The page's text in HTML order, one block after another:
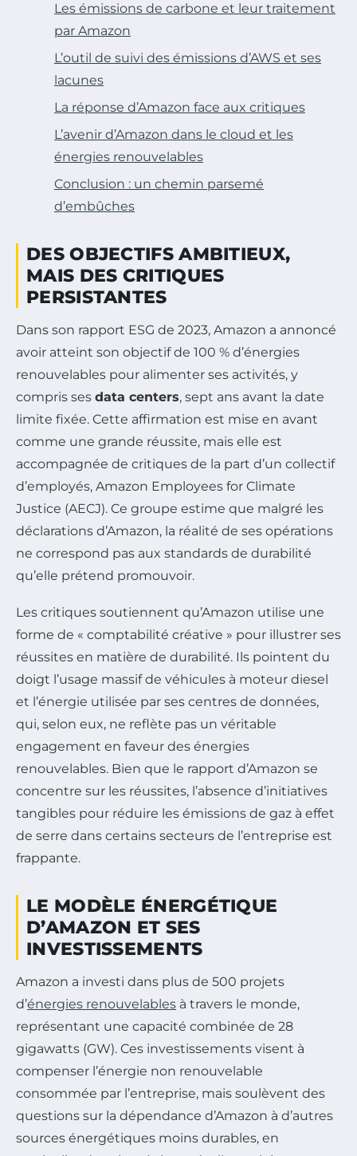
Les émissions de carbone et leur traitement
par Amazon
L’outil de suivi des émissions d’AWS et ses
lacunes
La réponse d’Amazon face aux critiques
L’avenir d’Amazon dans le cloud et les
énergies renouvelables
Conclusion : un chemin parsemé
d’embûches
DES OBJECTIFS AMBITIEUX,
MAIS DES CRITIQUES
PERSISTANTES
Dans son rapport ESG de 2023, Amazon a annoncé
avoir atteint son objectif de 100 % d’énergies
renouvelables pour alimenter ses activités, y
compris ses data centers, sept ans avant la date
limite fixée. Cette affirmation est mise en avant
comme une grande réussite, mais elle est
accompagnée de critiques de la part d’un collectif
d’employés, Amazon Employees for Climate
Justice (AECJ). Ce groupe estime que malgré les
déclarations d’Amazon, la réalité de ses opérations
ne correspond pas aux standards de durabilité
qu’elle prétend promouvoir.
Les critiques soutiennent qu’Amazon utilise une
forme de « comptabilité créative » pour illustrer ses
réussites en matière de durabilité. Ils pointent du
doigt l’usage massif de véhicules à moteur diesel
et l’énergie utilisée par ses centres de données,
qui, selon eux, ne reflète pas un véritable
engagement en faveur des énergies
renouvelables. Bien que le rapport d’Amazon se
concentre sur les réussites, l’absence d’initiatives
tangibles pour réduire les émissions de gaz à effet
de serre dans certains secteurs de l’entreprise est
frappante.
LE MODÈLE ÉNERGÉTIQUE
D’AMAZON ET SES
INVESTISSEMENTS
Amazon a investi dans plus de 500 projets
d’énergies renouvelables à travers le monde,
représentant une capacité combinée de 28
gigawatts (GW). Ces investissements visent à
compenser l’énergie non renouvelable
consommée par l’entreprise, mais soulèvent des
questions sur la dépendance d’Amazon à d’autres
sources énergétiques moins durables, en